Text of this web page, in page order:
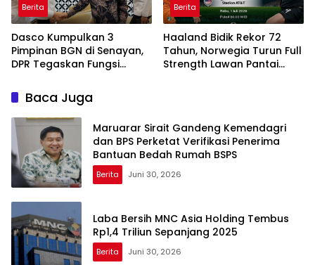
Berita
Dasco Kumpulkan 3
Pimpinan BGN di Senayan,
DPR Tegaskan Fungsi
Berita
Haaland Bidik Rekor 72
Tahun, Norwegia Turun Full
Strength Lawan Pantai
Baca Juga
Maruarar Sirait Gandeng Kemendagri
dan BPS Perketat Verifikasi Penerima
Bantuan Bedah Rumah BSPS
Berita Juni 30, 2026
Laba Bersih MNC Asia Holding Tembus
Rp1,4 Triliun Sepanjang 2025
Berita Juni 30, 2026